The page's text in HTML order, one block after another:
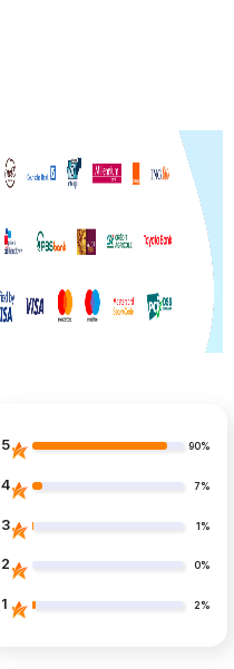
5 90%
4 7%
3 1%
2 0%
1 2%